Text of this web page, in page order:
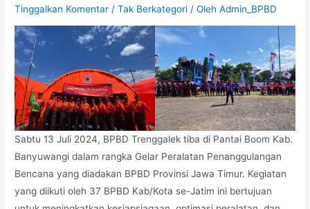
Tinggalkan Komentar /Tak Berkategori / OlehAdmin_BPBD
Sabtu 13 Juli 2024, BPBD Trenggalek tiba di Pantai Boom Kab.
Banyuwangi dalam rangka Gelar Peralatan Penanggulangan
Bencana yang diadakan BPBD Provinsi Jawa Timur. Kegiatan
yang diikuti oleh 37 BPBD Kab/Kota se-Jatim ini bertujuan